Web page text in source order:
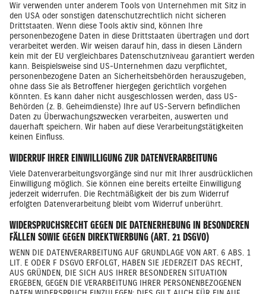
Wir verwenden unter anderem Tools von Unternehmen mit Sitz in
den USA oder sonstigen datenschutzrechtlich nicht sicheren
Drittstaaten. Wenn diese Tools aktiv sind, können Ihre
personenbezogene Daten in diese Drittstaaten übertragen und dort
verarbeitet werden. Wir weisen darauf hin, dass in diesen Ländern
kein mit der EU vergleichbares Datenschutzniveau garantiert werden
kann. Beispielsweise sind US-Unternehmen dazu verpflichtet,
personenbezogene Daten an Sicherheitsbehörden herauszugeben,
ohne dass Sie als Betroffener hiergegen gerichtlich vorgehen
könnten. Es kann daher nicht ausgeschlossen werden, dass US-
Behörden (z. B. Geheimdienste) Ihre auf US-Servern befindlichen
Daten zu Überwachungszwecken verarbeiten, auswerten und
dauerhaft speichern. Wir haben auf diese Verarbeitungstätigkeiten
keinen Einfluss.
WIDERRUF IHRER EINWILLIGUNG ZUR DATENVERARBEITUNG
Viele Datenverarbeitungsvorgänge sind nur mit Ihrer ausdrücklichen
Einwilligung möglich. Sie können eine bereits erteilte Einwilligung
jederzeit widerrufen. Die Rechtmäßigkeit der bis zum Widerruf
erfolgten Datenverarbeitung bleibt vom Widerruf unberührt.
WIDERSPRUCHSRECHT GEGEN DIE DATENERHEBUNG IN BESONDEREN
FÄLLEN SOWIE GEGEN DIREKTWERBUNG (ART. 21 DSGVO)
WENN DIE DATENVERARBEITUNG AUF GRUNDLAGE VON ART. 6 ABS. 1
LIT. E ODER F DSGVO ERFOLGT, HABEN SIE JEDERZEIT DAS RECHT,
AUS GRÜNDEN, DIE SICH AUS IHRER BESONDEREN SITUATION
ERGEBEN, GEGEN DIE VERARBEITUNG IHRER PERSONENBEZOGENEN